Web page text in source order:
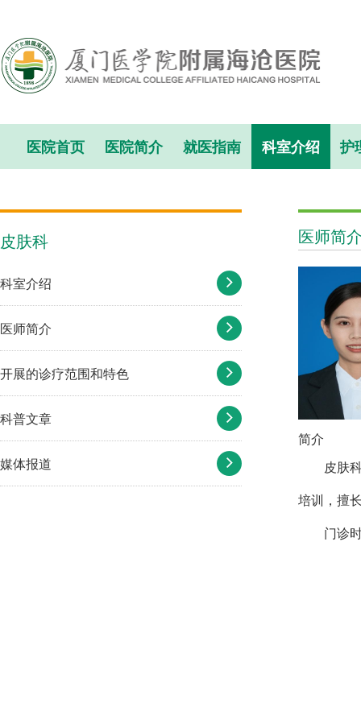
医院首页 医院简介 就医指南 科室介绍 护
医师简
简介
皮肤
培训，擅
门诊
皮肤科
科室介绍
医师简介
开展的诊疗范围和特色
科普文章
媒体报道